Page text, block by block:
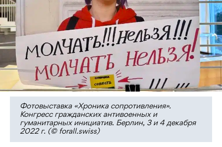
Фотовыставка «Хроника сопротивления».
Конгресс гражданских антивоенных и
гуманитарных инициатив. Берлин, 3 и 4 декабря
2022 г. (© forall.swiss)